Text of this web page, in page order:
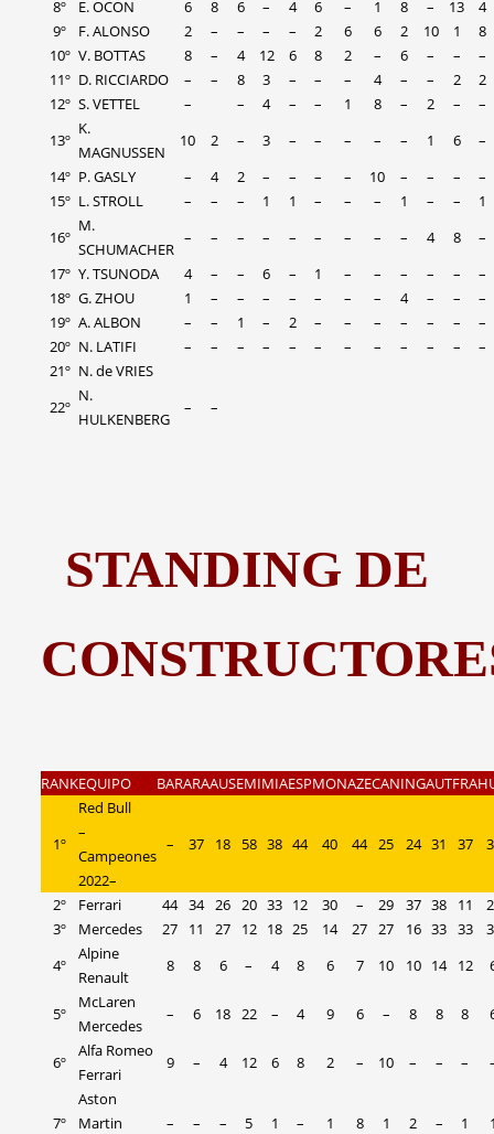
8º
E. OCON 6 8 6 – 4 6 – 1 8 – 13
4
9º
F. ALONSO 2 – – – – 2 6 6 2 10 1
8
10º V. BOTTAS 8 – 4 12 6 8 2 – 6 – –
–
11º D. RICCIARDO – – 8 3 – – – 4 – – 2
2
12º S. VETTEL – – 4 – – 1 8 – 2 –
–
13º
K.
MAGNUSSEN
10 2 – 3 – – – – – 1 6
–
14º P. GASLY – 4 2 – – – – 10 – – –
–
15º L. STROLL – – – 1 1 – – – 1 – –
1
16º
M.
SCHUMACHER
– – – – – – – – – 4 8
–
17º Y. TSUNODA 4 – – 6 – 1 – – – – –
–
18º G. ZHOU 1 – – – – – – – 4 – –
–
19º A. ALBON – – 1 – 2 – – – – – –
–
20º N. LATIFI – – – – – – – – – – –
–
21º N. de VRIES
22º
N.
HULKENBERG
– –
STANDING DE
RANKEQUIPO BARARAAUSEMIMIAESPMONAZECANINGAUTFRA
1º
Red Bull
–
Campeones
2022–
– 37 18 58 38 44 40 44 25 24 31 37
2º Ferrari 44 34 26 20 33 12 30 – 29 37 38 11
3º
Mercedes 27 11 27 12 18 25 14 27 27 16 33 33
4º
Alpine
Renault
8 8 6 – 4 8 6 7 10 10 14 12
5º
McLaren
Mercedes
– 6 18 22 – 4 9 6 – 8 8 8
6º
Alfa Romeo
Ferrari
9 – 4 12 6 8 2 – 10 – – –
7º
Aston
Martin
– – – 5 1 – 1 8 1 2 – 1